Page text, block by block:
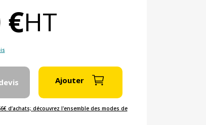
€HT
Ajouter
d’achats; découvrez l'ensemble des modes de